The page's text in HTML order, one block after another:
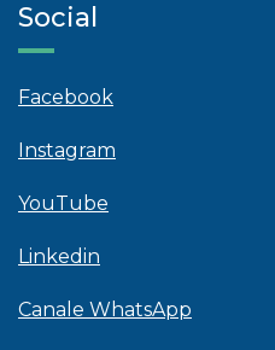
Social
Facebook
Instagram
YouTube
Linkedin
Canale WhatsApp